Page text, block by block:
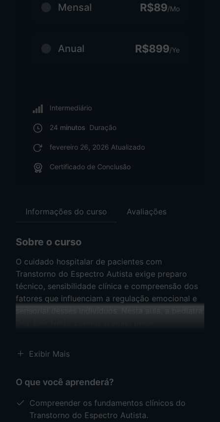
Mensal R$89/Mo
Anual R$899/Ye
Intermediário
24 minutos Duração
fevereiro 26, 2026 Atualizado
Certificado de Conclusão
Informações do curso Avaliações
Sobre o curso
O cuidado hospitalar de pacientes com
Transtorno do Espectro Autista exige preparo
técnico, sensibilidade clínica e compreensão dos
fatores que influenciam a regulação emocional e
sensorial desses indivíduos. Nesta aula, a pediatra
suas comorbidades mais frequentes, com
destaque para o transtorno do processamento
sensorial, e os mecanismos envolvidos nas crises
Exibir Mais
O que você aprenderá?
Compreender os fundamentos clínicos do
Transtorno do Espectro Autista.